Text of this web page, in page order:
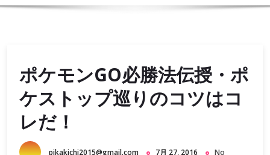
ポケモンGO必勝法伝授・ポ
ケストップ巡りのコツはコ
レだ！
pikakichi2015@gmail.com 7月 27, 2016
No